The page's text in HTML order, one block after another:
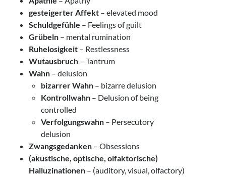
gesteigerter Affekt – elevated mood
Schuldgefühle – Feelings of guilt
Grübeln – mental rumination
Ruhelosigkeit – Restlessness
Wutausbruch – Tantrum
Wahn – delusion
bizarrer Wahn – bizarre delusion
Kontrollwahn – Delusion of being
controlled
Verfolgungswahn – Persecutory
delusion
Zwangsgedanken – Obsessions
(akustische, optische, olfaktorische)
Halluzinationen – (auditory, visual, olfactory)